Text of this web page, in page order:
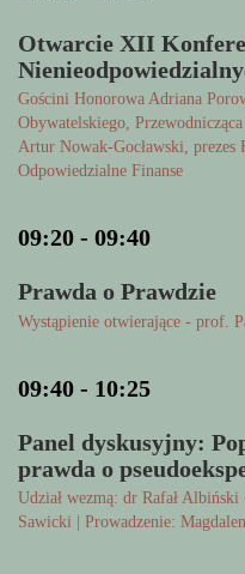
Otwarcie XII
Gościni Honorowa Adriana
Obywatelskiego,
Artur Nowak-Gocławski,
Odpowiedzialne Finanse
09:20 - 09:40
Prawda o Prawdzie
Wystąpienie otwierające - prof.
09:40 - 10:25
Panel dyskusyjny:
prawda o
Udział wezmą: dr Rafał Albiński
Sawicki | Prowadzenie: